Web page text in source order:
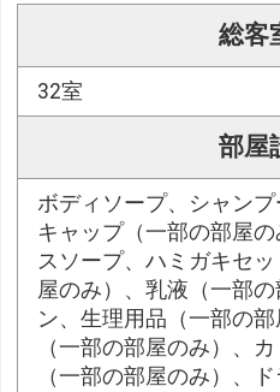
総客
32室
部屋
ボディソープ、シャン
キャップ（一部の部屋
スソープ、ハミガキセ
屋のみ）、乳液（一部
ン、生理用品（一部の
（一部の部屋のみ）、
（一部の部屋のみ）、